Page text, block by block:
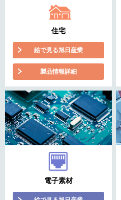
住宅
絵で見る旭日産業
製品情報詳細
電子素材